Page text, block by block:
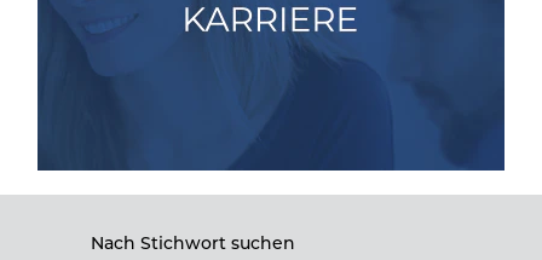
Nach Stichwort suchen